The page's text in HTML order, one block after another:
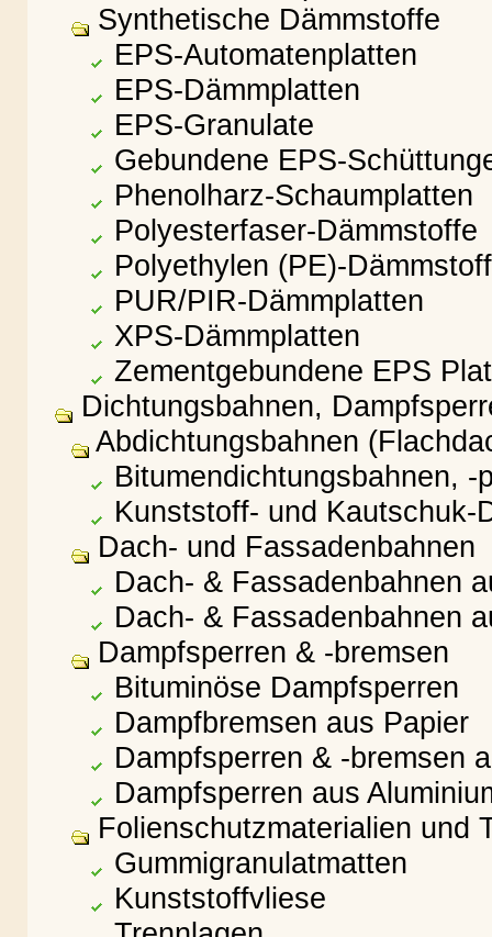
Synthetische Dämmstoffe
EPS-Automatenplatten
EPS-Dämmplatten
EPS-Granulate
Gebundene EPS-
Phenolharz-Schaumplatten
Polyesterfaser-Dämmstoffe
Polyethylen (PE)-
PUR/PIR-Dämmplatten
XPS-Dämmplatten
Zementgebundene EPS
Dichtungsbahnen,
Abdichtungsbahnen
Bitumendichtungsbahnen, -
Kunststoff- und Kautschuk-
Dach- und Fassadenbahnen
Dach- & Fassadenbahnen
Dach- & Fassadenbahnen
Dampfsperren & -bremsen
Bituminöse Dampfsperren
Dampfbremsen aus Papier
Dampfsperren & -bremsen
Dampfsperren aus
Folienschutzmaterialien und
Gummigranulatmatten
Kunststoffvliese